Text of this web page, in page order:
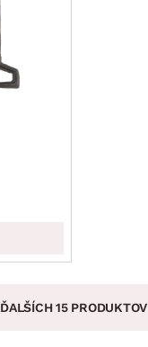
ĎALŠÍCH 15 PRODUKTOV